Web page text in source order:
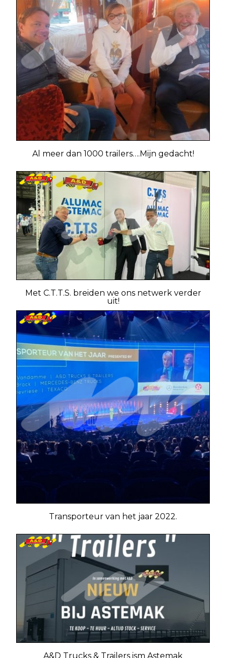
Al meer dan 1000 trailers….Mijn gedacht!
Met C.T.T.S. breiden we ons netwerk verder
uit!
Transporteur van het jaar 2022.
A&D Trucks & Trailers ism Astemak